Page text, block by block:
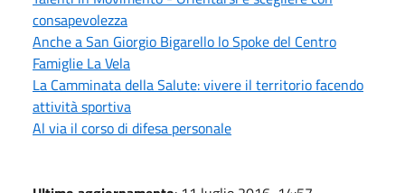
consapevolezza
Anche a San Giorgio Bigarello lo Spoke del Centro
Famiglie La Vela
La Camminata della Salute: vivere il territorio facendo
attività sportiva
Al via il corso di difesa personale